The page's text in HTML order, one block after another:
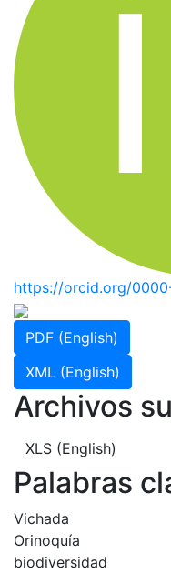
https://orcid.org/
PDF (English)
XML (English)
Archivos
XLS (English)
Palabras
Vichada
Orinoquía
biodiversidad